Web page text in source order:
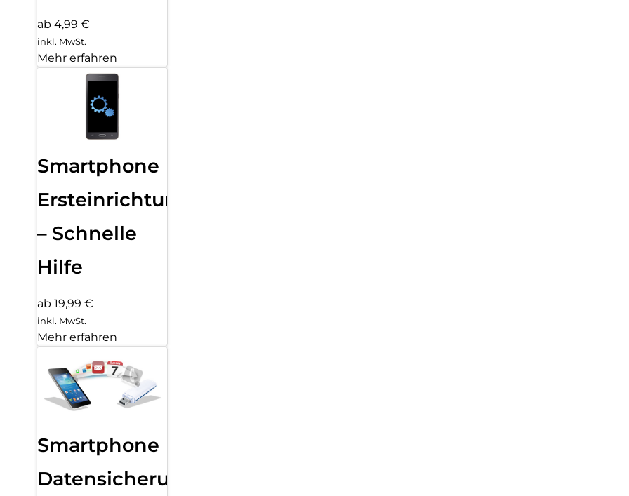
ab 4,99 €
inkl. MwSt.
Mehr erfahren
Smartphone
Ersteinrichtung
– Schnelle
Hilfe
ab 19,99 €
inkl. MwSt.
Mehr erfahren
Smartphone
Datensicherung